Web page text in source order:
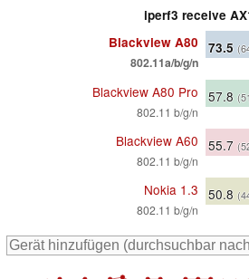
iperf3 receive
Blackview A80
802.11a/b/g/n
73.5
Blackview A80 Pro
802.11 b/g/n
57.8
Blackview A60
802.11 b/g/n
55.7
Nokia 1.3
802.11 b/g/n
50.8